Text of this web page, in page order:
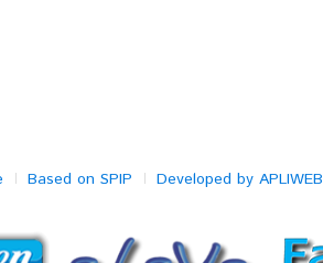
Based on SPIP Developed by APLIWEB